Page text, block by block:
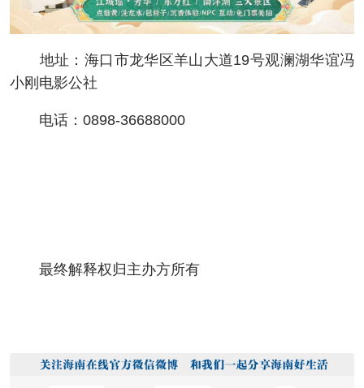
地址：海口市龙华区羊山大道19号观澜湖华谊冯
小刚电影公社
电话：0898-36688000
最终解释权归主办方所有